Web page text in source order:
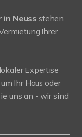
in Neuss stehen
Ihrer
Expertise
Ihr Haus oder
uns an - wir sind